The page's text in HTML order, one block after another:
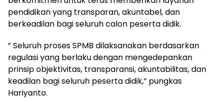
pendidikan yang transparan, akuntabel, dan
berkeadilan bagi seluruh calon peserta didik.
” Seluruh proses SPMB dilaksanakan berdasarkan
regulasi yang berlaku dengan mengedepankan
prinsip objektivitas, transparansi, akuntabilitas, dan
keadilan bagi seluruh peserta didik,” pungkas
Hariyanto.